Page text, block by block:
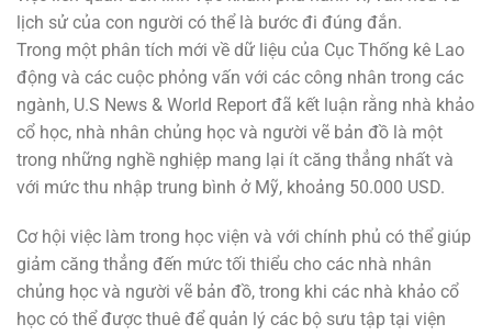
lịch sử của con người có thể là bước đi đúng đắn.
Trong một phân tích mới về dữ liệu của Cục Thống kê Lao
động và các cuộc phỏng vấn với các công nhân trong các
ngành, U.S News & World Report đã kết luận rằng nhà khảo
cổ học, nhà nhân chủng học và người vẽ bản đồ là một
trong những nghề nghiệp mang lại ít căng thẳng nhất và
với mức thu nhập trung bình ở Mỹ, khoảng 50.000 USD.
Cơ hội việc làm trong học viện và với chính phủ có thể giúp
giảm căng thẳng đến mức tối thiểu cho các nhà nhân
chủng học và người vẽ bản đồ, trong khi các nhà khảo cổ
học có thể được thuê để quản lý các bộ sưu tập tại viện